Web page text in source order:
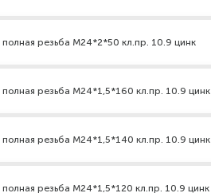
резьба M24*2*50 кл.пр. 10.9 цинк
резьба M24*1,5*160 кл.пр. 10.9 цинк
резьба M24*1,5*140 кл.пр. 10.9 цинк
резьба M24*1,5*120 кл.пр. 10.9 цинк